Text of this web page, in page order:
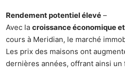
Rendement potentiel élevé –
Avec la croissance économique
cours à Meridian, le marché
Les prix des maisons ont
dernières années, offrant ainsi